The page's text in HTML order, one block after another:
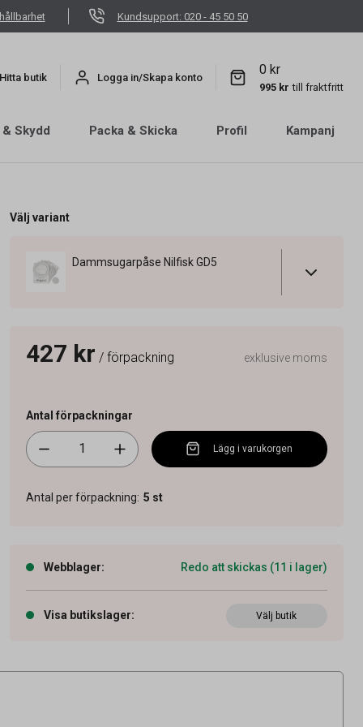
Kundsupport: 020 - 45 50 50
Hitta butik Logga in/Skapa konto
0 kr
995 kr till fraktfritt
Skydd Packa & Skicka Profil Kampanj
Välj variant
Dammsugarpåse Nilfisk GD5
427 kr / förpackning exklusive moms
Antal förpackningar
Lägg i varukorgen
Antal per förpackning: 5 st
Webblager: Redo att skickas (11 i lager)
Visa butikslager: Välj butik